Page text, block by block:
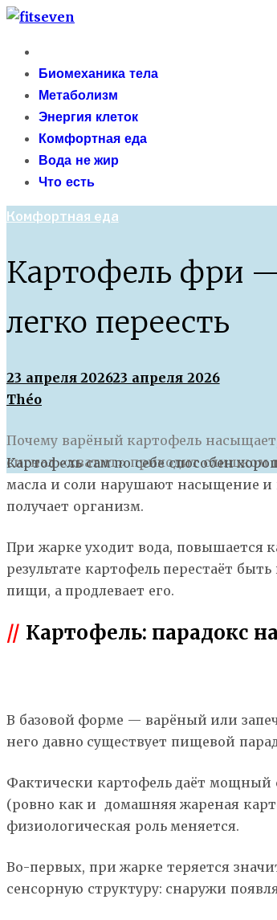
Skip
content
сайт о метаболизме и
Primary
MenuБиомеханика тела
Метаболизм
Энергия клеток
Комфортная еда
Вода не жир
Что есть
Комфортная еда
Картофель фри
легко переесть
23 апреля 202623 апреля 2026
Théo
Почему варёный картофель
сигнал «хватит» приходит слишком
Картофель сам по себе способен
масла и соли нарушают насыщение и
получает организм.
При жарке уходит вода, повышается
результате картофель перестаёт
пищи, а продлевает его.
// Картофель: парадокс
В базовой форме — варёный или
него давно существует пищевой
Фактически картофель даёт мощный
(ровно как и домашняя жареная
физиологическая роль меняется.
Во-первых, при жарке теряется
сенсорную структуру: снаружи